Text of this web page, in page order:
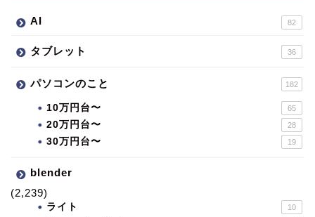
AI 82
タブレット 36
パソコンのこと 182
10万円台〜 65
20万円台〜 28
30万円台〜 19
blender
(2,239)
ライト 10